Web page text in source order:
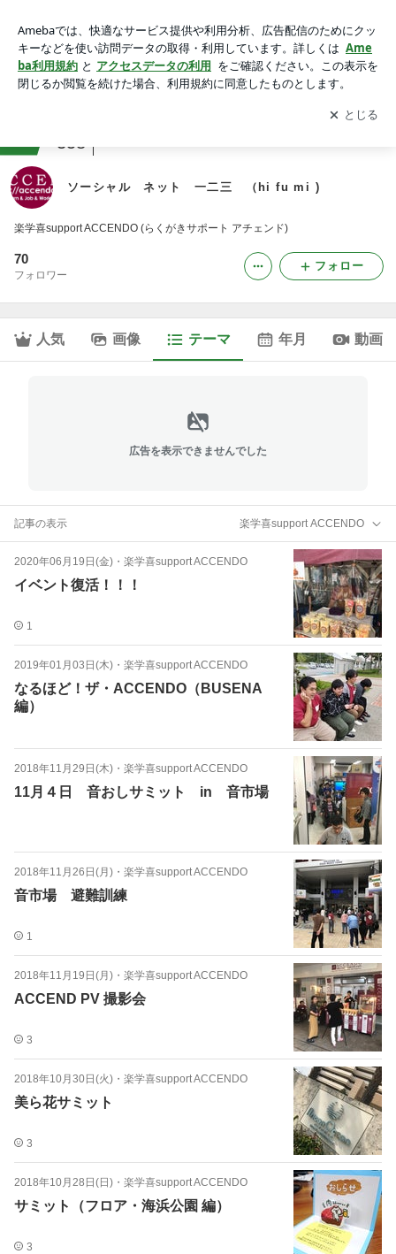
（hi fu mi )アプリをダウンロードして ブログの更新通知
を受け取りまし
ょう。
開く
358
ソーシャル ネット 一二三 （hi fu mi )
楽学喜support ACCENDO (らくがきサポート アチェンド)
70
フォロワー
フォロー
人気 画像 テーマ 年月 動画
広告を表示できませんでした
記事の表示 楽学喜support ACCENDO
2020年06月19日(金) ・ 楽学喜support ACCENDO
イベント復活！！！
1
2019年01月03日(木) ・ 楽学喜support ACCENDO
なるほど！ザ・ACCENDO（BUSENA
編）
2018年11月29日(木) ・ 楽学喜support ACCENDO
11月４日 音おしサミット in 音市場
2018年11月26日(月) ・ 楽学喜support ACCENDO
音市場 避難訓練
1
2018年11月19日(月) ・ 楽学喜support ACCENDO
ACCEND PV 撮影会
3
2018年10月30日(火) ・ 楽学喜support ACCENDO
美ら花サミット
3
2018年10月28日(日) ・ 楽学喜support ACCENDO
サミット（フロア・海浜公園 編）
3